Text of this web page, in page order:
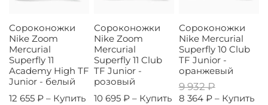
Сороконожки
Nike Zoom
Mercurial
Superfly 11
Academy High TF
Junior - белый
12 655 ₽ – Купить
Сороконожки
Nike Zoom
Mercurial
Superfly 11 Club
TF Junior -
розовый
10 695 ₽ – Купить
Сороконожки
Nike Mercurial
Superfly 10 Club
TF Junior -
оранжевый
9 932 ₽
8 364 ₽ – Купить